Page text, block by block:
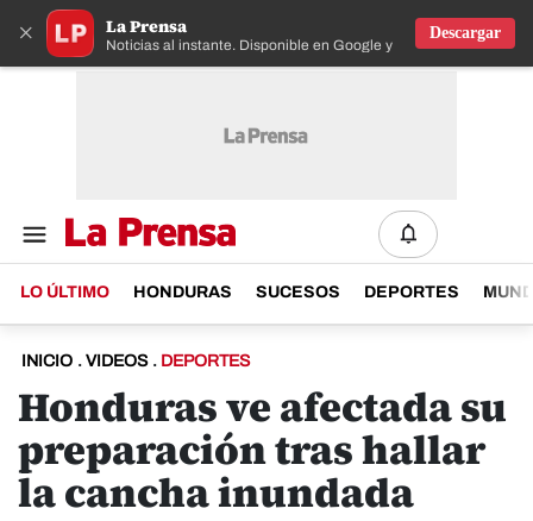
× La Prensa
Noticias al instante. Disponible en Google y IOS
Descargar
LO ÚLTIMO HONDURAS SUCESOS DEPORTES
INICIO . VIDEOS . DEPORTES
Honduras ve afectada su
preparación tras hallar
la cancha inundada